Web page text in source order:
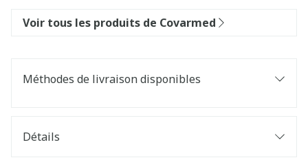
Voir tous les produits de Covarmed
Méthodes de livraison disponibles
Détails